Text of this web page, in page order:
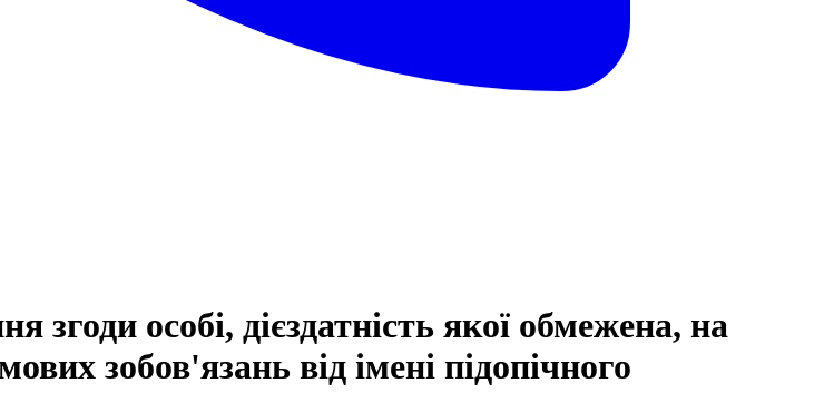
особі, дієздатність якої обмежена, на
зобов'язань від імені підопічного